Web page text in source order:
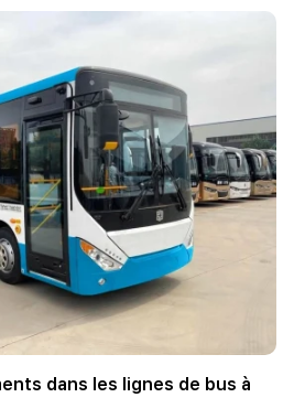
dans les lignes de bus à